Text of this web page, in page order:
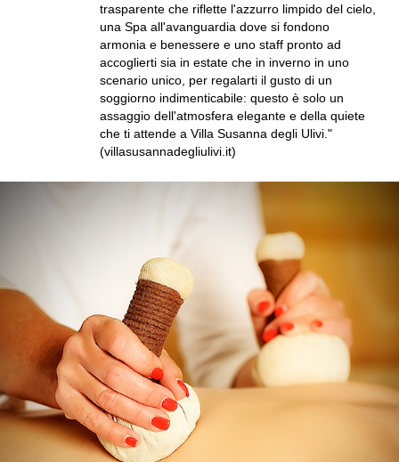
trasparente che riflette l'azzurro limpido del cielo,
una Spa all'avanguardia dove si fondono
armonia e benessere e uno staff pronto ad
accoglierti sia in estate che in inverno in uno
scenario unico, per regalarti il gusto di un
soggiorno indimenticabile: questo è solo un
assaggio dell'atmosfera elegante e della quiete
che ti attende a Villa Susanna degli Ulivi."
(villasusannadegliulivi.it)